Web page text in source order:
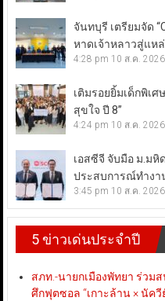
จันทบุรี เตรียมจัด
หาดเจ้าหลาวสู่แหล่
4:28 pm 10 ส.ค. 2026
เติมรอยยิ้มเด็กพิเศ
สุขใจ ปี 8”
4:24 pm 10 ส.ค. 2026
เอสซีจี จับมือ ม.ม
ประสบการณ์ทำงา
3:45 pm 10 ส.ค. 2026
5 ข่าวเด่นประจำปี
สภท.-นายกเมืองพัทยา ร่วม
ศึกฟุตซอล “เกาะล้าน × นัควี